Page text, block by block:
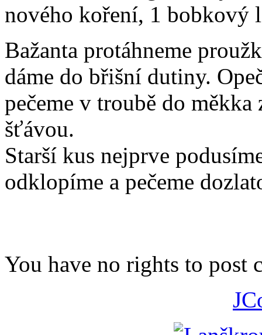
nového koření, 1
Bažanta protáhneme
dáme do břišní dutiny.
pečeme v troubě do
šťávou.
Starší kus nejprve
odklopíme a pečeme
You have no rights to post